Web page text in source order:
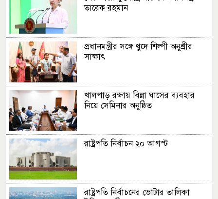
তারেক রহমান
প্রধানমন্ত্রীর সঙ্গে খুদে শিল্পী অনুশ্রীর
সাক্ষাৎ
খালপাড় রক্ষায় বিন্না ঘাসের ব্যবহার
নিয়ে সেমিনার অনুষ্ঠিত
রাষ্ট্রপতি নির্বাচন ২০ আগস্ট
রাষ্ট্রপতি নির্বাচনের ভোটার তালিকা